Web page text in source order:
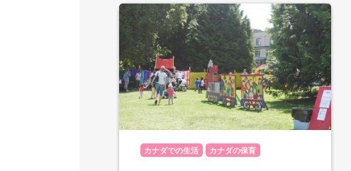
カナダでの生活 カナダの保育